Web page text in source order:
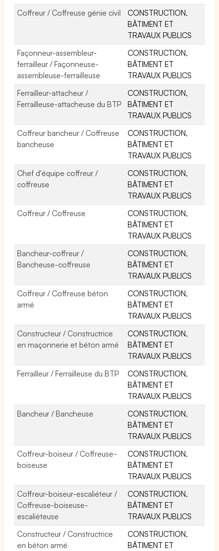
Coffreur / Coffreuse génie civil
CONSTRUCTION,
BÂTIMENT ET
TRAVAUX PUBLICS
Façonneur-assembleur-
ferrailleur / Façonneuse-
assembleuse-ferrailleuse
CONSTRUCTION,
BÂTIMENT ET
TRAVAUX PUBLICS
Ferrailleur-attacheur /
Ferrailleuse-attacheuse du BTP
CONSTRUCTION,
BÂTIMENT ET
TRAVAUX PUBLICS
Coffreur bancheur / Coffreuse
bancheuse
CONSTRUCTION,
BÂTIMENT ET
TRAVAUX PUBLICS
Chef d'équipe coffreur /
coffreuse
CONSTRUCTION,
BÂTIMENT ET
TRAVAUX PUBLICS
Coffreur / Coffreuse
CONSTRUCTION,
BÂTIMENT ET
TRAVAUX PUBLICS
Bancheur-coffreur /
Bancheuse-coffreuse
CONSTRUCTION,
BÂTIMENT ET
TRAVAUX PUBLICS
Coffreur / Coffreuse béton
armé
CONSTRUCTION,
BÂTIMENT ET
TRAVAUX PUBLICS
Constructeur / Constructrice
en maçonnerie et béton armé
CONSTRUCTION,
BÂTIMENT ET
TRAVAUX PUBLICS
Ferrailleur / Ferrailleuse du BTP
CONSTRUCTION,
BÂTIMENT ET
TRAVAUX PUBLICS
Bancheur / Bancheuse
CONSTRUCTION,
BÂTIMENT ET
TRAVAUX PUBLICS
Coffreur-boiseur / Coffreuse-
boiseuse
CONSTRUCTION,
BÂTIMENT ET
TRAVAUX PUBLICS
Coffreur-boiseur-escaliéteur /
Coffreuse-boiseuse-
escaliéteuse
CONSTRUCTION,
BÂTIMENT ET
TRAVAUX PUBLICS
Constructeur / Constructrice
en béton armé
CONSTRUCTION,
BÂTIMENT ET